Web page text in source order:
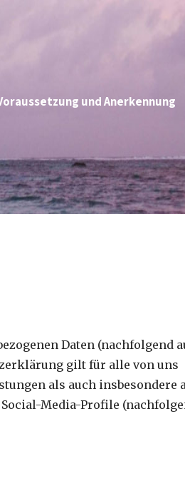
und Anerkennung
Daten (nachfolgend
gilt für alle von uns
als auch insbesondere
Media-Profile